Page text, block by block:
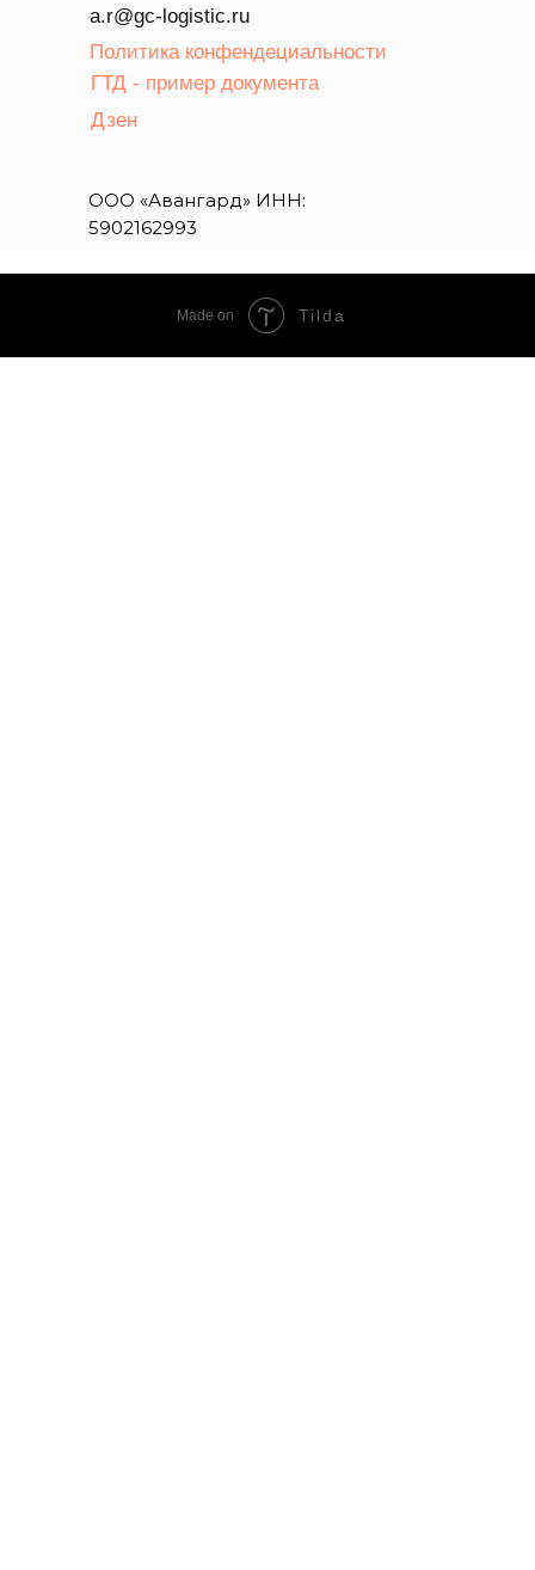
Политика конфендециальности
Дзен
ГТД - пример документа
a.r@gc-logistic.ru
ООО «Авангард» ИНН:
5902162993
Made on Tilda